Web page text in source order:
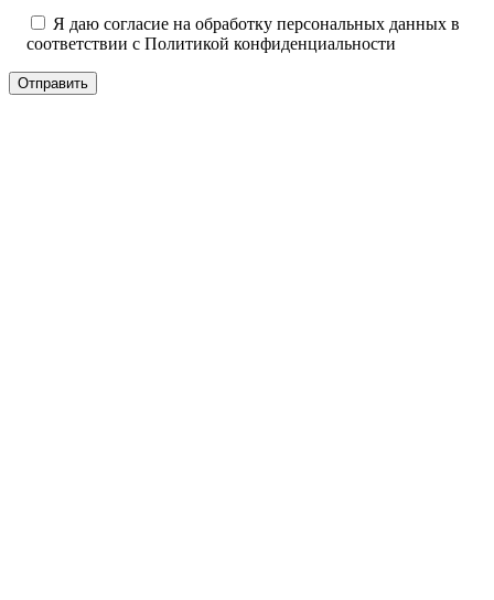
Я даю согласие на обработку персональных данных в
соответствии с Политикой конфиденциальности